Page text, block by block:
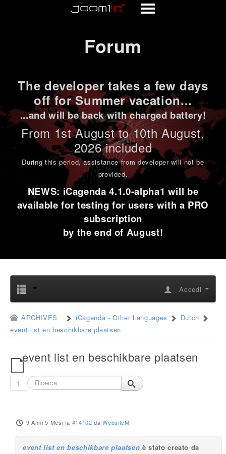
Forum
The developer takes a few days
off for Summer vacation...
...and will be back with charged battery!
From 1stAugust to 10th August,
2026 included
During this period,assistance from developer will not be
provided.
NEWS: iCagenda 4.1.0-alpha1 will be
available for testing for users with a PRO
subscription
by the end of August!
Accedi
ARCHIVES iCagenda - Other Languages
Dutch
event list en beschikbare plaatsen
event list en beschikbare plaatsen
1
9 Anni 5 Mesi fa #14102 daWebsiteM
event list en beschikbare plaatsen è stato creato da